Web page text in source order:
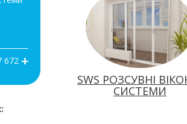
672
SWS РОЗСУВНІ
СИСТЕМИ